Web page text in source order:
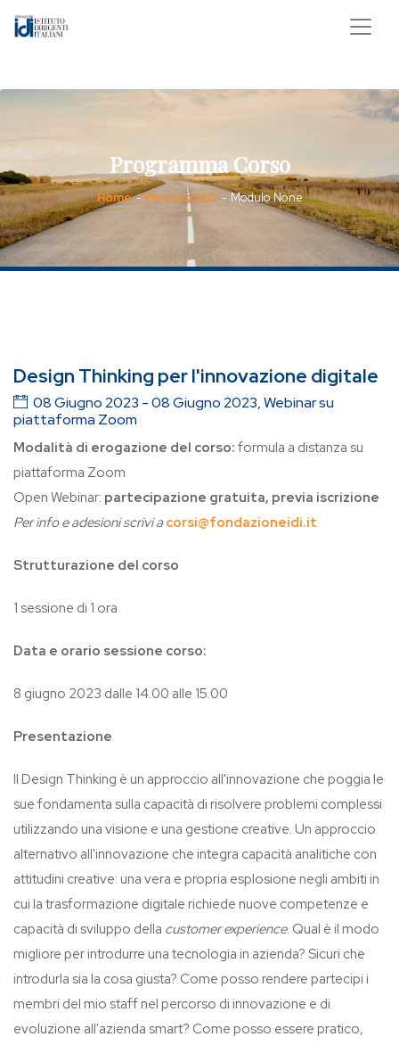
Programma Corso
Home - Percorso 80 - Modulo None
Design Thinking per l'innovazione digitale
08 Giugno 2023 - 08 Giugno 2023, Webinar su
piattaforma Zoom
Modalità di erogazione del corso: formula a distanza su
piattaforma Zoom
Open Webinar: partecipazione gratuita, previa iscrizione
Per info e adesioni scrivi a corsi@fondazioneidi.it
Strutturazione del corso
1 sessione di 1 ora
Data e orario sessione corso:
8 giugno 2023 dalle 14.00 alle 15.00
Presentazione
Il Design Thinking è un approccio all'innovazione che poggia le
sue fondamenta sulla capacità di risolvere problemi complessi
utilizzando una visione e una gestione creative. Un approccio
alternativo all'innovazione che integra capacità analitiche con
attitudini creative: una vera e propria esplosione negli ambiti in
cui la trasformazione digitale richiede nuove competenze e
capacità di sviluppo della customer experience. Qual è il modo
migliore per introdurre una tecnologia in azienda? Sicuri che
introdurla sia la cosa giusta? Come posso rendere partecipi i
membri del mio staff nel percorso di innovazione e di
evoluzione all'azienda smart? Come posso essere pratico,